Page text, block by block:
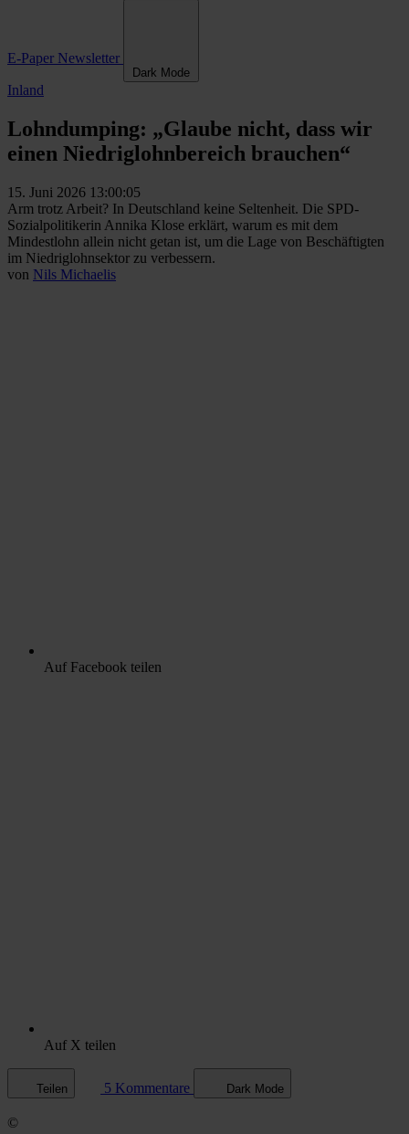
E-Paper Newsletter
Dark Mode
Inland
Lohndumping: „Glaube nicht, dass wir
einen Niedriglohnbereich brauchen“
15. Juni 2026 13:00:05
Arm trotz Arbeit? In Deutschland keine Seltenheit. Die SPD-
Sozialpolitikerin Annika Klose erklärt, warum es mit dem
Mindestlohn allein nicht getan ist, um die Lage von Beschäftigten
im Niedriglohnsektor zu verbessern.
von Nils Michaelis
Auf Facebook teilen
Auf X teilen
Teilen 5 Kommentare Dark Mode
©